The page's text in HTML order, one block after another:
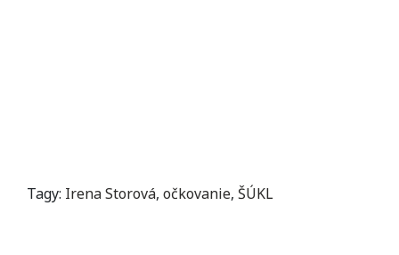
Tagy: Irena Storová, očkovanie, ŠÚKL